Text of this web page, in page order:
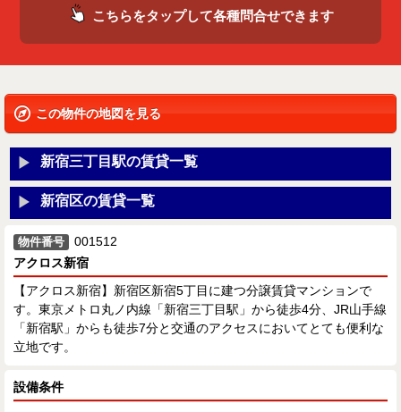
こちらをタップして各種問合せできます
この物件の地図を見る
新宿三丁目駅の賃貸一覧
新宿区の賃貸一覧
物件番号
001512
アクロス新宿
【アクロス新宿】新宿区新宿5丁目に建つ分譲賃貸マンションで
す。東京メトロ丸ノ内線「新宿三丁目駅」から徒歩4分、JR山手線
「新宿駅」からも徒歩7分と交通のアクセスにおいてとても便利な
立地です。
設備条件